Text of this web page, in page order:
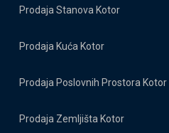
Prodaja Stanova Kotor
Prodaja Kuća Kotor
Prodaja Poslovnih Prostora Kotor
Prodaja Zemljišta Kotor